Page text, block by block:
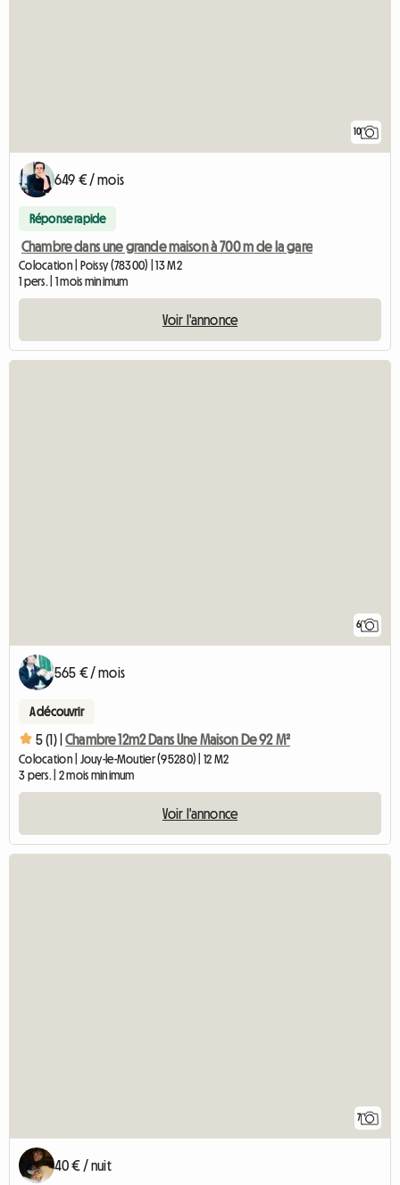
10
649 € / mois
Réponse rapide
Chambre dans une grande maison à 700 m de la gare
Colocation | Poissy (78300) | 13 M2
1 pers. | 1 mois minimum
Voir l'annonce
6
565 € / mois
A découvrir
5 (1) | Chambre 12m2 Dans Une Maison De 92 M²
Colocation | Jouy-le-Moutier (95280) | 12 M2
3 pers. | 2 mois minimum
Voir l'annonce
7
40 € / nuit